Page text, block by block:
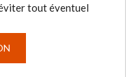
tout éventuel